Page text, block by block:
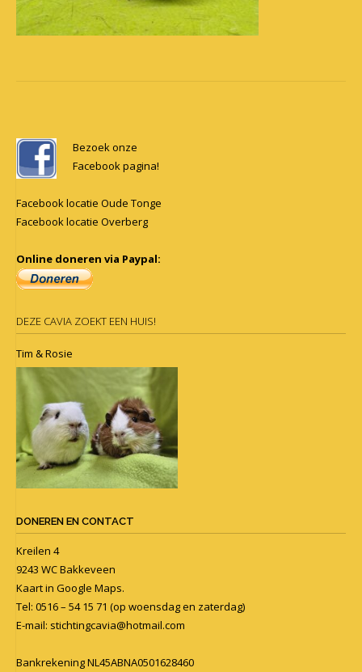
navigation
Bezoek onze
Facebook pagina!
Facebook locatie Oude Tonge
Facebook locatie Overberg
Online doneren via Paypal:
DEZE CAVIA ZOEKT EEN HUIS!
Tim & Rosie
DONEREN EN CONTACT
Kreilen 4
9243 WC Bakkeveen
Kaart in Google Maps.
Tel: 0516 – 54 15 71 (op woensdag en zaterdag)
E-mail: stichtingcavia@hotmail.com
Bankrekening NL45ABNA0501628460